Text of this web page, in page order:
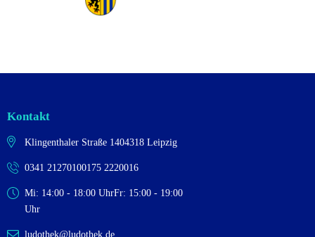
Kontakt
Klingenthaler Straße 1404318 Leipzig
0341 21270100175 2220016
Mi: 14:00 - 18:00 UhrFr: 15:00 - 19:00
Uhr
ludothek@ludothek.de